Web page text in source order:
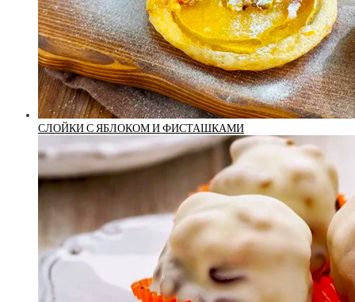
СЛОЙКИ С ЯБЛОКОМ И ФИСТАШКАМИ